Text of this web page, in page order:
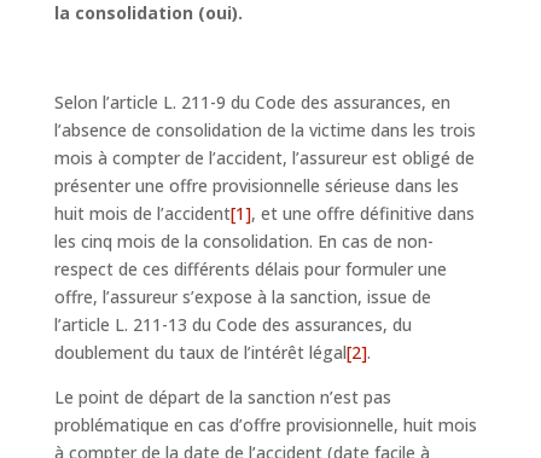
la consolidation (oui).
Selon l’article L. 211-9 du Code des assurances, en
l’absence de consolidation de la victime dans les trois
mois à compter de l’accident, l’assureur est obligé de
présenter une offre provisionnelle sérieuse dans les
huit mois de l’accident[1], et une offre définitive dans
les cinq mois de la consolidation. En cas de non-
respect de ces différents délais pour formuler une
offre, l’assureur s’expose à la sanction, issue de
l’article L. 211-13 du Code des assurances, du
doublement du taux de l’intérêt légal[2].
Le point de départ de la sanction n’est pas
problématique en cas d’offre provisionnelle, huit mois
à compter de la date de l’accident (date facile à